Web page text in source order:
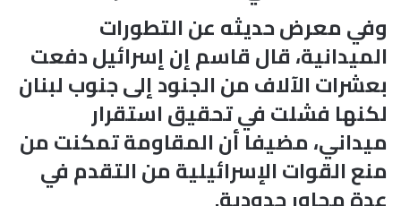
وفي معرض حديثه عن التطورات
الميدانية، قال قاسم إن إسرائيل دفعت
بعشرات الآلاف من الجنود إلى جنوب لبنان
لكنها فشلت في تحقيق استقرار
ميداني، مضيفا أن المقاومة تمكنت من
منع القوات الإسرائيلية من التقدم في